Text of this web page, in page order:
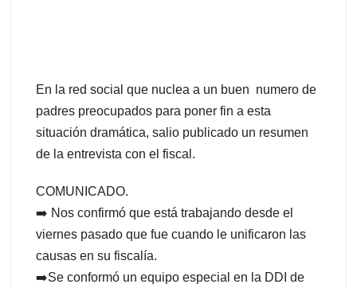
En la red social que nuclea a un buen numero de
padres preocupados para poner fin a esta
situación dramática, salio publicado un resumen
de la entrevista con el fiscal.
COMUNICADO.
➡️ Nos confirmó que está trabajando desde el
viernes pasado que fue cuando le unificaron las
causas en su fiscalía.
➡️Se conformó un equipo especial en la DDI de